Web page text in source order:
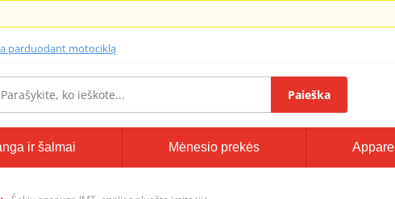
parduodant motociklą
Paieška
ir šalmai Mėnesio prekės Apparel